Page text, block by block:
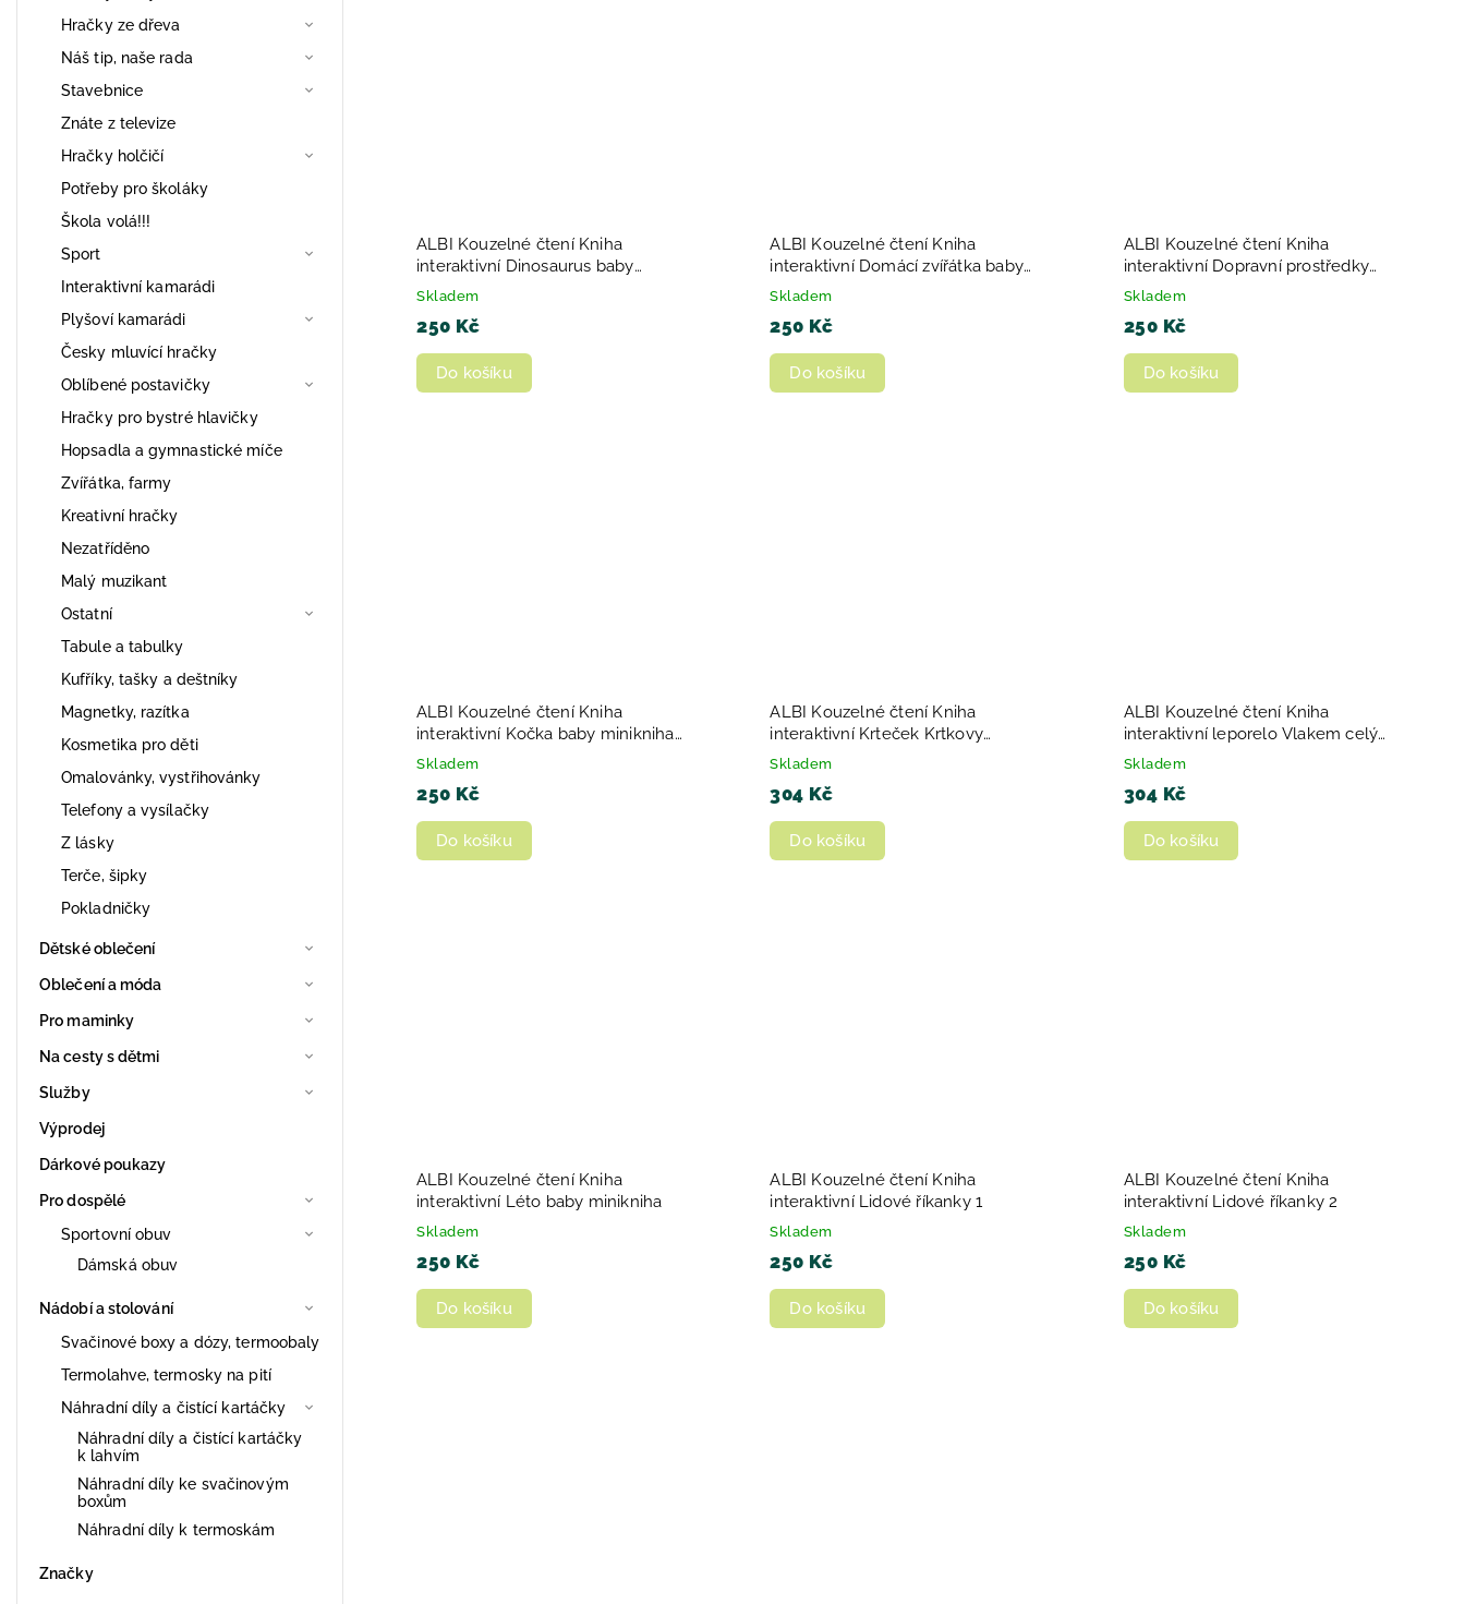
Hračky ze dřeva
Náš tip, naše rada
Stavebnice
Znáte z televize
Hračky holčičí
Potřeby pro školáky
Škola volá!!!
Sport
Interaktivní kamarádi
Plyšoví kamarádi
Česky mluvící hračky
Oblíbené postavičky
Hračky pro bystré hlavičky
Hopsadla a gymnastické míče
Zvířátka, farmy
Kreativní hračky
Nezatříděno
Malý muzikant
Ostatní
Tabule a tabulky
Kufříky, tašky a deštníky
Magnetky, razítka
Kosmetika pro děti
Omalovánky, vystřihovánky
Telefony a vysílačky
Z lásky
Terče, šipky
Pokladničky
Dětské oblečení
Oblečení a móda
Pro maminky
Na cesty s dětmi
Služby
Výprodej
Dárkové poukazy
Pro dospělé
Sportovní obuv
Dámská obuv
Nádobí a stolování
Svačinové boxy a dózy, termoobaly
Termolahve, termosky na pití
Náhradní díly a čistící kartáčky
Náhradní díly a čistící kartáčky
k lahvím
Náhradní díly ke svačinovým
boxům
Náhradní díly k termoskám
Značky
ALBI Kouzelné čtení Kniha
interaktivní Dinosaurus baby
minikniha tvarovaná
Skladem
250 Kč
Do košíku
ALBI Kouzelné čtení Kniha
interaktivní Domácí zvířátka baby
minikniha
Skladem
250 Kč
Do košíku
ALBI Kouzelné čtení Kniha
interaktivní Dopravní prostředky
baby minikniha
Skladem
250 Kč
Do košíku
ALBI Kouzelné čtení Kniha
interaktivní Kočka baby minikniha
tvarovaná
Skladem
250 Kč
Do košíku
ALBI Kouzelné čtení Kniha
interaktivní Krteček Krtkovy
příběhy
Skladem
304 Kč
Do košíku
ALBI Kouzelné čtení Kniha
interaktivní leporelo Vlakem celým
rokem
Skladem
304 Kč
Do košíku
ALBI Kouzelné čtení Kniha
interaktivní Léto baby minikniha
Skladem
250 Kč
Do košíku
ALBI Kouzelné čtení Kniha
interaktivní Lidové říkanky 1
Skladem
250 Kč
Do košíku
ALBI Kouzelné čtení Kniha
interaktivní Lidové říkanky 2
Skladem
250 Kč
Do košíku